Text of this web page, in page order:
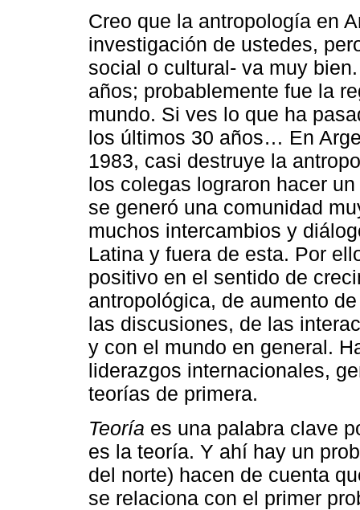
Creo que la antropología en
investigación de ustedes,
social o cultural- va muy
años; probablemente fue la
mundo. Si ves lo que ha
los últimos 30 años… En
1983, casi destruye la
los colegas lograron hacer
se generó una comunidad
muchos intercambios y
Latina y fuera de esta. Por
positivo en el sentido de
antropológica, de aumento
las discusiones, de las
y con el mundo en general.
liderazgos internacionales,
teorías de primera.
Teoría es una palabra clave
es la teoría. Y ahí hay un
del norte) hacen de cuenta
se relaciona con el primer